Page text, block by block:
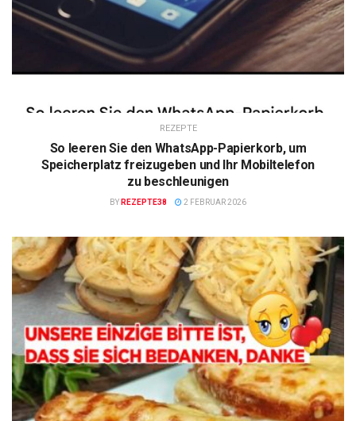
REZEPTE
So leeren Sie den WhatsApp-Papierkorb, um
Speicherplatz freizugeben und Ihr Mobiltelefon
zu beschleunigen
BY REZEPTE38 2 FEBRUAR 2026